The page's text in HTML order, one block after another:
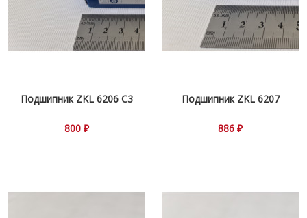
Подшипник ZKL 6206 С3
800 ₽
Подшипник ZKL 6207
886 ₽